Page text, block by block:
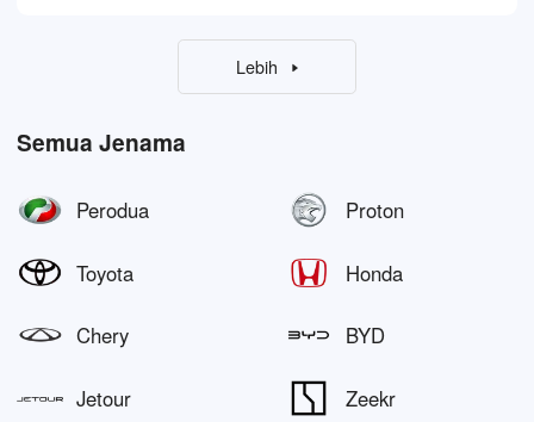
Lebih
Semua Jenama
Perodua Proton
Toyota Honda
Chery BYD
Jetour Zeekr